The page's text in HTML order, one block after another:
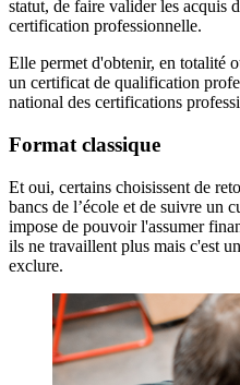
statut, de faire valider les acquis
certification professionnelle.
Elle permet d'obtenir, en totalité
un certificat de qualification
national des certifications
Format classique
Et oui, certains choisissent de
bancs de l’école et de suivre un
impose de pouvoir l'assumer
ils ne travaillent plus mais c'est
exclure.